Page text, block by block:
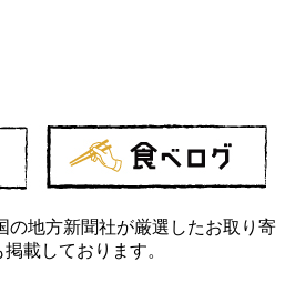
の地方新聞社が厳選したお取り寄
載しております。